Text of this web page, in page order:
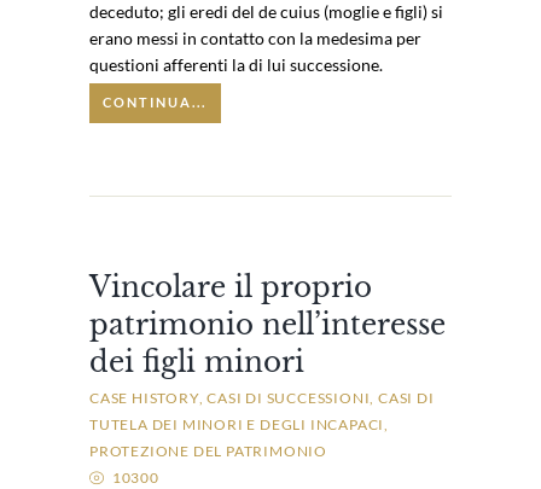
deceduto; gli eredi del de cuius (moglie e figli) si
erano messi in contatto con la medesima per
questioni afferenti la di lui successione.
CONTINUA...
Vincolare il proprio
patrimonio nell’interesse
dei figli minori
CASE HISTORY CASI DI SUCCESSIONI CASI DI
TUTELA DEI MINORI E DEGLI INCAPACI
PROTEZIONE DEL PATRIMONIO
10300